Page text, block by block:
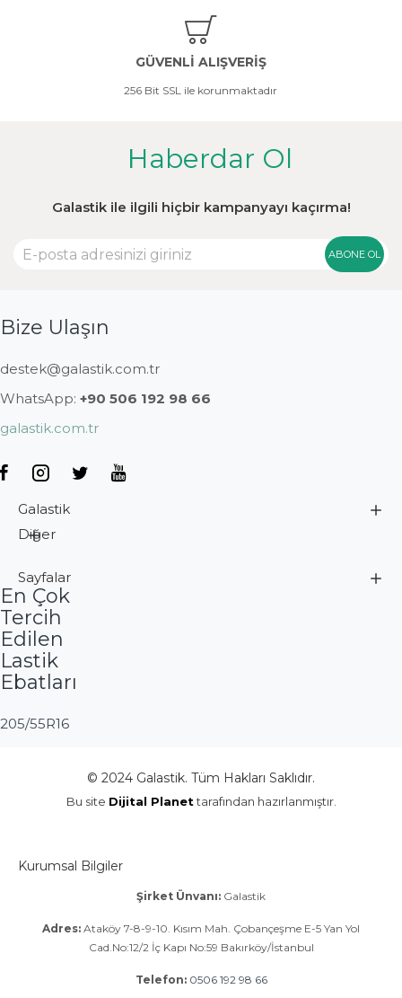
GÜVENLİ ALIŞVERİŞ
256 Bit SSL ile korunmaktadır
Haberdar Ol
Galastik ile ilgili hiçbir kampanyayı kaçırma!
ABONE OL
Bize Ulaşın
destek@galastik.com.tr
WhatsApp: +90 506 192 98 66
galastik.com.tr
Galastik
Diğer
Sayfalar
En Çok
Tercih
Edilen
Lastik
Ebatları
205/55R16
© 2024 Galastik. Tüm Hakları Saklıdır.
Bu site Dijital Planettarafından hazırlanmıştır.
Kurumsal Bilgiler
Şirket Ünvanı: Galastik
Adres: Ataköy 7-8-9-10. Kısım Mah. Çobançeşme E-5 Yan Yol
Cad.No:12/2 İç Kapı No:59 Bakırköy/İstanbul
Telefon: 0506 192 98 66